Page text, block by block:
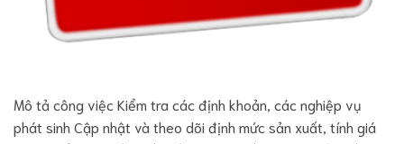
Mô tả công việc Kiểm tra các định khoản, các nghiệp vụ
phát sinh Cập nhật và theo dõi định mức sản xuất, tính giá